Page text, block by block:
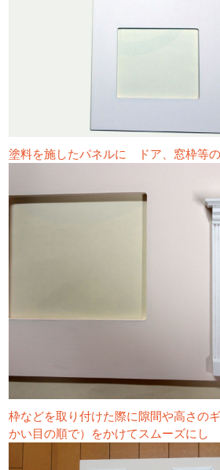
塗料を施したパネルに ドア、窓枠等
枠などを取り付けた際に隙間や高さ
かい目の順で）をかけてスムーズにし